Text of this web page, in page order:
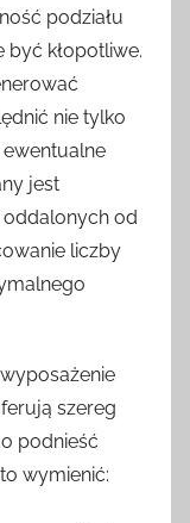
podziału
być kłopotliwe.
nie tylko
jest
od
liczby
szereg
podnieść
wymienić: